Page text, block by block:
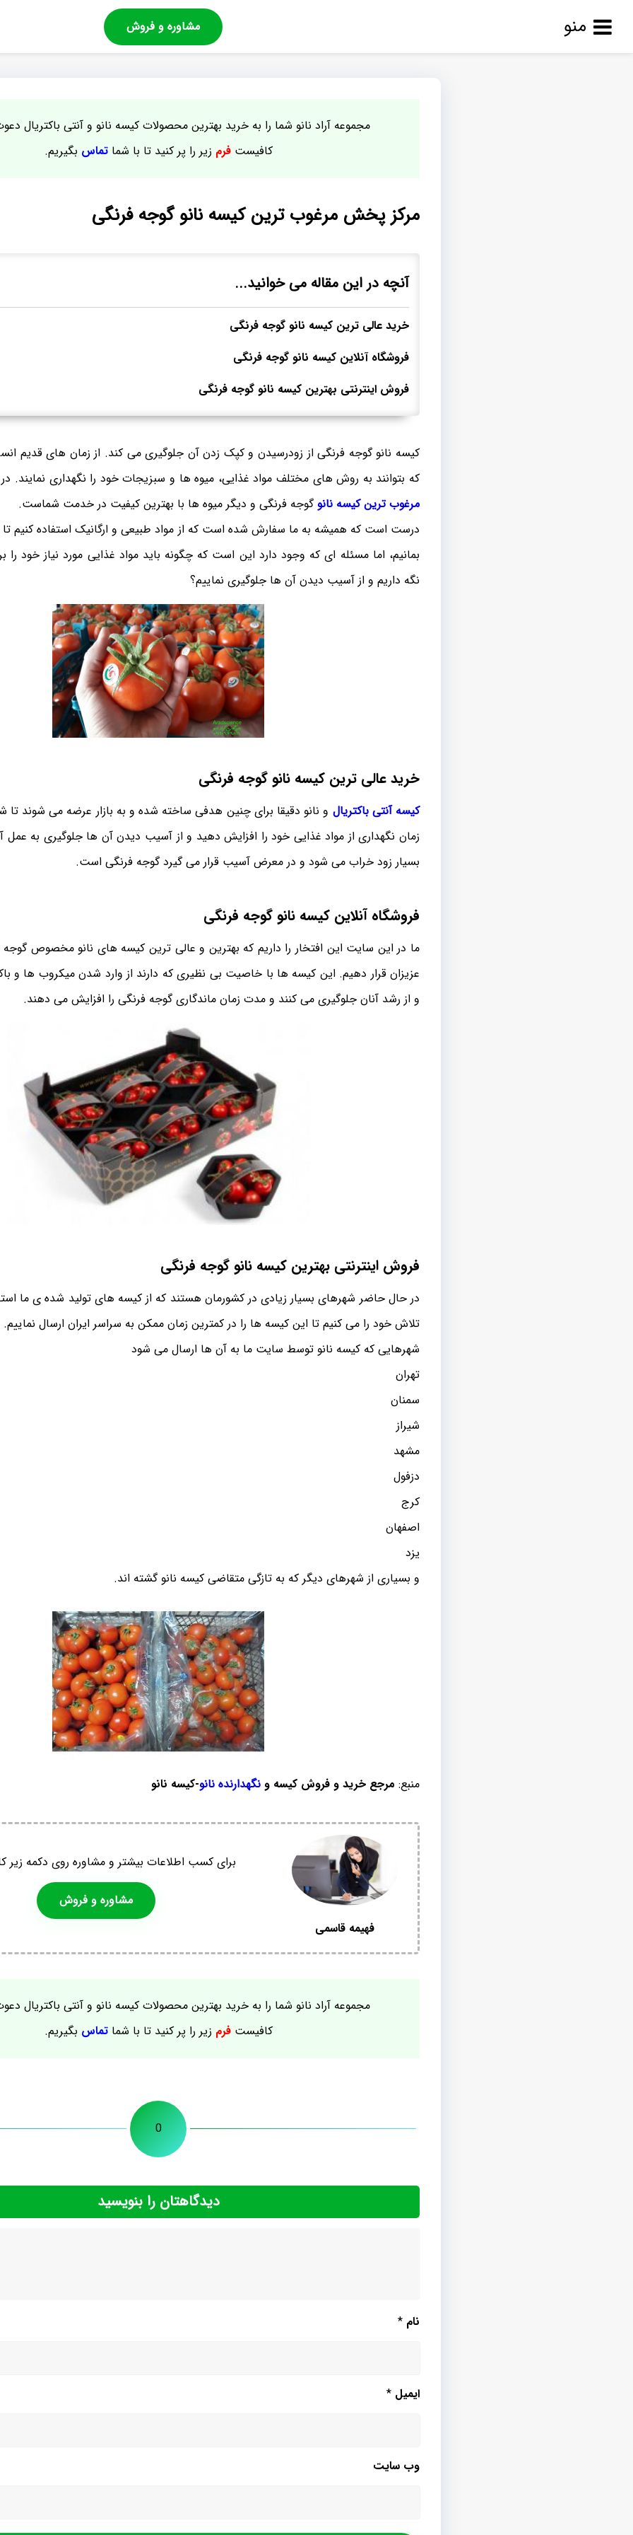
منو مشاوره و فروش
مجموعه آراد نانو شما را به خرید بهترین محصولات کیسه نانو و آنتی باکتریال
کافیستفرم زیر را پر کنید تا با شماتماس بگیریم.
مرکز پخش مرغوب ترین کیسه نانو گوجه فرنگی
آنچه در این مقاله می خوانید...
خرید عالی ترین کیسه نانو گوجه فرنگی
فروشگاه آنلاین کیسه نانو گوجه فرنگی
فروش اینترنتی بهترین کیسه نانو گوجه فرنگی
کیسه نانو گوجه فرنگی از زودرسیدن و کپک زدن آن جلوگیری می کند. از زمان های قدیم
که بتوانند به روش های مختلف مواد غذایی، میوه ها و سبزیجات خود را نگهداری
مرغوب ترین کیسه نانو گوجه فرنگی و دیگر میوه ها با بهترین کیفیت در خدمت شماست.
درست است که همیشه به ما سفارش شده است که از مواد طبیعی و ارگانیک استفاده کنیم
بمانیم، اما مسئله ای که وجود دارد این است که چگونه باید مواد غذایی مورد نیاز خود
نگه داریم و از آسیب دیدن آن ها جلوگیری نماییم؟
خرید عالی ترین کیسه نانو گوجه فرنگی
کیسه آنتی باکتریال و نانو دقیقا برای چنین هدفی ساخته شده و به بازار عرضه می شوند تا
زمان نگهداری از مواد غذایی خود را افزایش دهید و از آسیب دیدن آن ها جلوگیری به عمل
بسیار زود خراب می شود و در معرض آسیب قرار می گیرد گوجه فرنگی است.
فروشگاه آنلاین کیسه نانو گوجه فرنگی
ما در این سایت این افتخار را داریم که بهترین و عالی ترین کیسه های نانو مخصوص گوجه
عزیزان قرار دهیم. این کیسه ها با خاصیت بی نظیری که دارند از وارد شدن میکروب ها و
و از رشد آنان جلوگیری می کنند و مدت زمان ماندگاری گوجه فرنگی را افزایش می دهند.
فروش اینترنتی بهترین کیسه نانو گوجه فرنگی
در حال حاضر شهرهای بسیار زیادی در کشورمان هستند که از کیسه های تولید شده ی ما
تلاش خود را می کنیم تا این کیسه ها را در کمترین زمان ممکن به سراسر ایران ارسال نماییم.
شهرهایی که کیسه نانو توسط سایت ما به آن ها ارسال می شود
تهران
سمنان
شیراز
مشهد
دزفول
کرج
اصفهان
یزد
و بسیاری از شهرهای دیگر که به تازگی متقاضی کیسه نانو گشته اند.
منبع: مرجع خرید و فروش کیسه و نگهدارنده نانو-کیسه نانو
فهیمه قاسمی
برای کسب اطلاعات بیشتر و مشاوره روی دکمه زیر
مشاوره و فروش
مجموعه آراد نانو شما را به خرید بهترین محصولات کیسه نانو و آنتی باکتریال
کافیستفرم زیر را پر کنید تا با شماتماس بگیریم.
0
دیدگاهتان را بنویسید
نام *
ایمیل *
وب‌ سایت